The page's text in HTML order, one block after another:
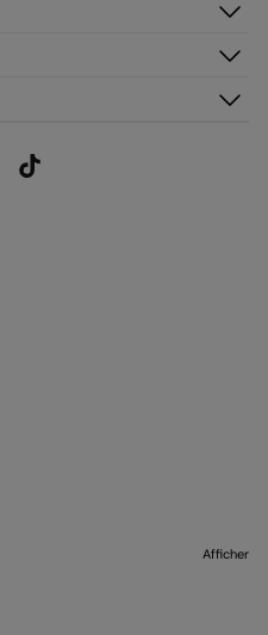
Afficher